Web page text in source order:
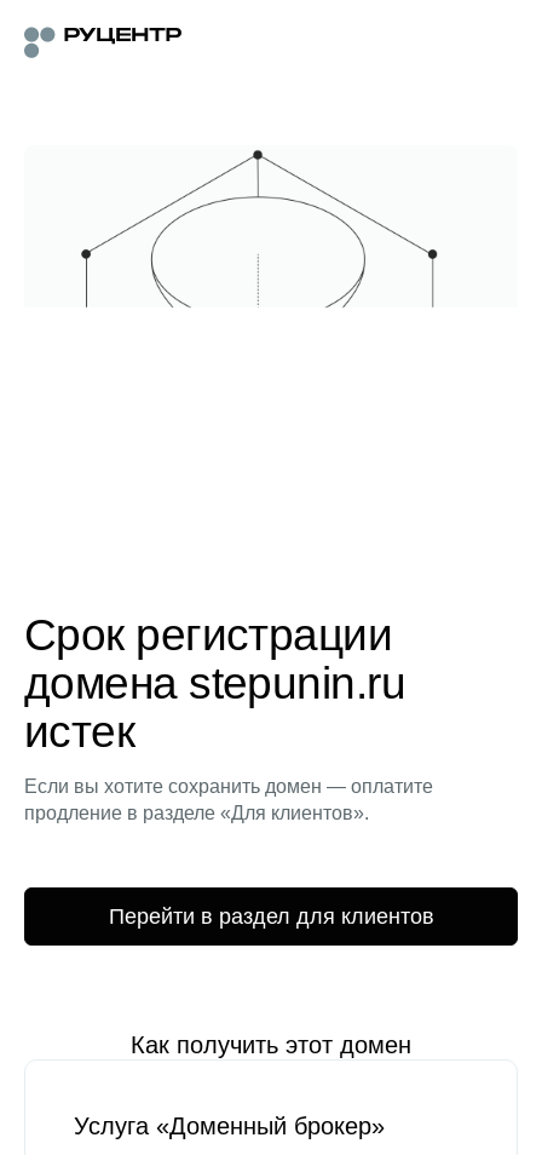
Срок регистрации
домена stepunin.ru
истек
Если вы хотите сохранить домен — оплатите
продление в разделе «Для клиентов».
Перейти в раздел для клиентов
Как получить этот домен
Услуга «Доменный брокер»